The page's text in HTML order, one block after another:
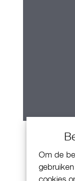
Om de
cookies
Patek